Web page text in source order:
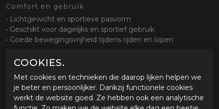
Comfort en gebruik
• Lichtgewicht en sportieve pasvorm
• Geschikt voor dagelijks en sportief gebruik
• Goede bewegingsvrijheid tijdens rijden en lopen
• Goede aansluiting rond de voet
• Eenvoudig aan en uit te trekken
Zool en grip
COOKIES.
Met cookies en technieken die daarop lijken helpen we
je beter en persoonlijker. Dankzij functionele cookies
werkt de website goed. Ze hebben ook een analytische